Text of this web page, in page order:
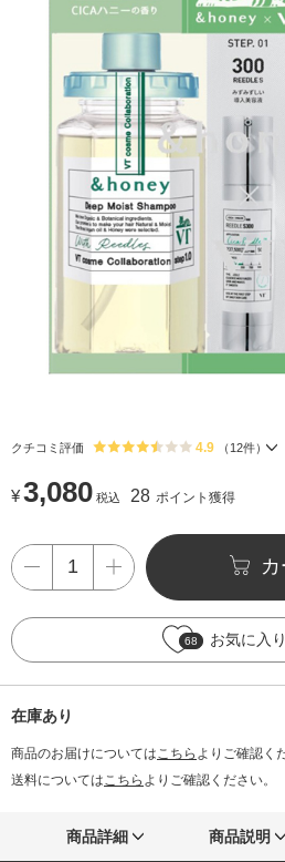
クチコミ評価 4.9 （ 12件）
¥3,080 税込 28 ポイント獲得
68 お気に入
在庫あり
商品のお届けについては こちら よりご確認く
送料については こちら よりご確認ください。
商品詳細 商品説明